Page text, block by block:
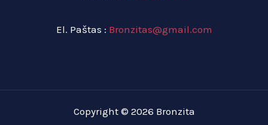
El. Paštas : Bronzitas@gmail.com
Copyright © 2026 Bronzita